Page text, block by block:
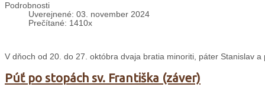
Podrobnosti
Uverejnené: 03. november 2024
Prečítané: 1410x
V dňoch od 20. do 27. októbra dvaja bratia minoriti, páter Stanislav
Púť po stopách sv. Františka (záver)